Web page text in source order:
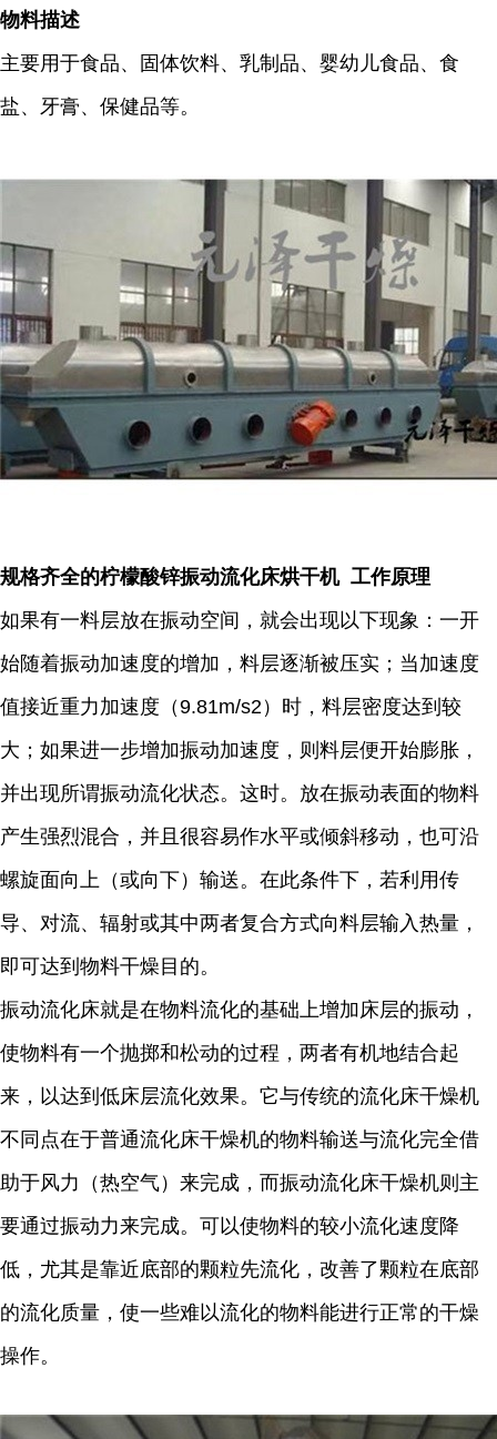
物料描述
主要用于食品、固体饮料、乳制品、婴幼儿食品、食
盐、牙膏、保健品等。
规格齐全的柠檬酸锌振动流化床烘干机 工作原理
如果有一料层放在振动空间，就会出现以下现象：一开
始随着振动加速度的增加，料层逐渐被压实；当加速度
值接近重力加速度（9.81m/s2）时，料层密度达到较
大；如果进一步增加振动加速度，则料层便开始膨胀，
并出现所谓振动流化状态。这时。放在振动表面的物料
产生强烈混合，并且很容易作水平或倾斜移动，也可沿
螺旋面向上（或向下）输送。在此条件下，若利用传
导、对流、辐射或其中两者复合方式向料层输入热量，
即可达到物料干燥目的。
振动流化床就是在物料流化的基础上增加床层的振动，
使物料有一个抛掷和松动的过程，两者有机地结合起
来，以达到低床层流化效果。它与传统的流化床干燥机
不同点在于普通流化床干燥机的物料输送与流化完全借
助于风力（热空气）来完成，而振动流化床干燥机则主
要通过振动力来完成。可以使物料的较小流化速度降
低，尤其是靠近底部的颗粒先流化，改善了颗粒在底部
的流化质量，使一些难以流化的物料能进行正常的干燥
操作。